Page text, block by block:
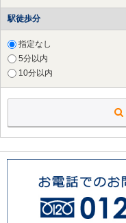
駅徒歩分
指定なし
5分以内
10分以内